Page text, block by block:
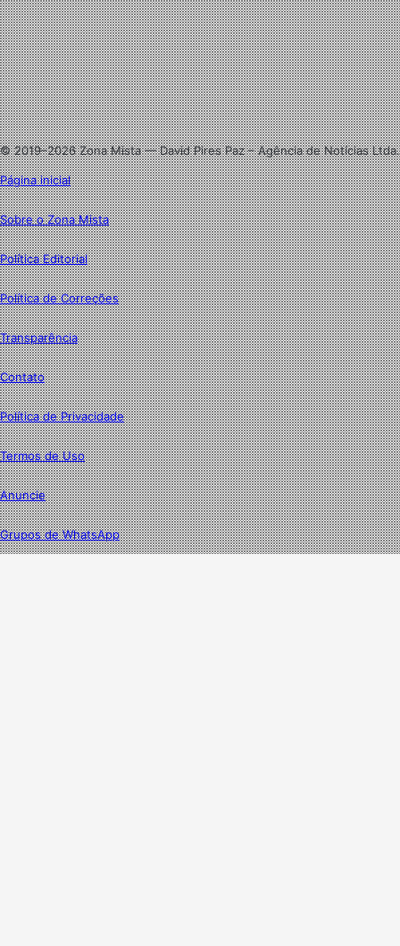
Facebook
X
Linkedin
Instagram
© 2019–2026 Zona Mista — David Pires Paz – Agência de Notícias Ltda.
Página inicial
Sobre o Zona Mista
Política Editorial
Política de Correções
Transparência
Contato
Política de Privacidade
Termos de Uso
Anuncie
Grupos de WhatsApp